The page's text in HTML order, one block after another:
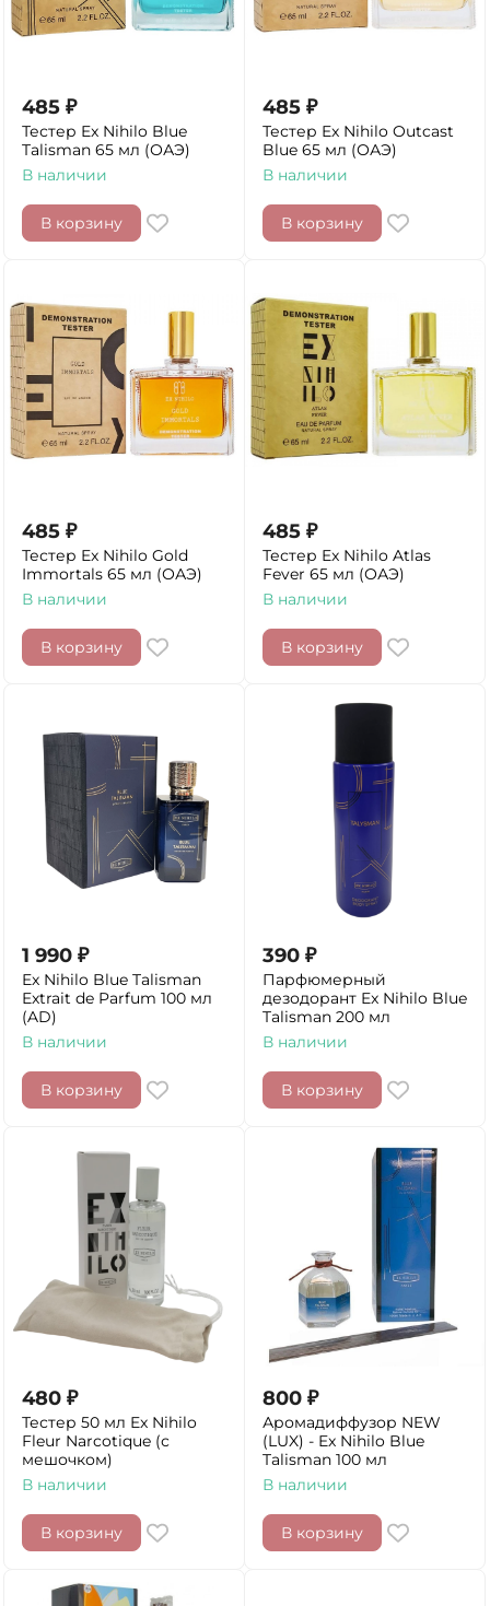
485 ₽
Тестер Ex Nihilo Blue
Talisman 65 мл (ОАЭ)
В наличии
В корзину
485 ₽
Тестер Ex Nihilo Outcast
Blue 65 мл (ОАЭ)
В наличии
В корзину
485 ₽
Тестер Ex Nihilo Gold
Immortals 65 мл (ОАЭ)
В наличии
В корзину
485 ₽
Тестер Ex Nihilo Atlas
Fever 65 мл (ОАЭ)
В наличии
В корзину
1 990 ₽
Ex Nihilo Blue Talisman
Extrait de Parfum 100 мл
(AD)
В наличии
В корзину
390 ₽
Парфюмерный
дезодорант Ex Nihilo Blue
Talisman 200 мл
В наличии
В корзину
480 ₽
Тестер 50 мл Ex Nihilo
Fleur Narcotique (с
мешочком)
В наличии
В корзину
800 ₽
Аромадиффузор NEW
(LUX) - Ex Nihilo Blue
Talisman 100 мл
В наличии
В корзину